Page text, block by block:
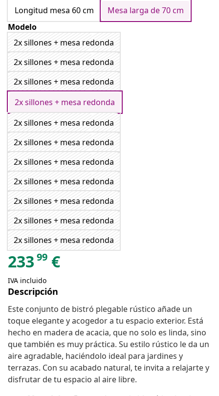
Longitud mesa 60 cm
Mesa larga de 70 cm
Modelo
2x sillones + mesa redonda
2x sillones + mesa redonda
2x sillones + mesa redonda
2x sillones + mesa redonda
2x sillones + mesa redonda
2x sillones + mesa redonda
2x sillones + mesa redonda
2x sillones + mesa redonda
2x sillones + mesa redonda
2x sillones + mesa redonda
2x sillones + mesa redonda
233 99 €
IVA incluido
Descripción
Este conjunto de bistró plegable rústico añade un
toque elegante y acogedor a tu espacio exterior. Está
hecho en madera de acacia, que no solo es linda, sino
que también es muy práctica. Su estilo rústico le da un
aire agradable, haciéndolo ideal para jardines y
terrazas. Con su acabado natural, te invita a relajarte y
disfrutar de tu espacio al aire libre.